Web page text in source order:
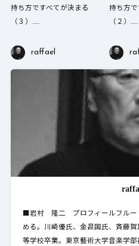
持ち方ですべてが決まる
（３）……
raffael
持ち方で
（２）……
■岩村 隆二 プロフィールフルー
める。川崎優氏、金昌国氏、斉藤
等学校卒業。東京藝術大学音楽学